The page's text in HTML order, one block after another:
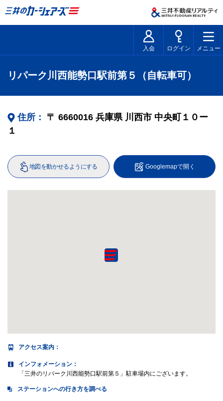
入会 ログイン メニュー
リパーク川西能勢口駅前第５（自転車可）
住所： 〒 6660016 兵庫県 川西市 中央町１０ー
１
地図を動かせるようにする Googlemapで開く
アクセス案内 ：
インフォメーション：
「三井のリパーク川西能勢口駅前第５」駐車場内にございます。
ステーションへの行き方を調べる